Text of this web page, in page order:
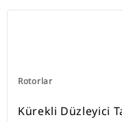
Rotorlar
Kürekli Düzleyici